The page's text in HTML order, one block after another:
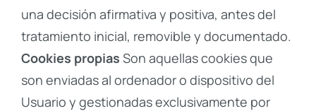
una decisión afirmativa y positiva, antes del
tratamiento inicial, removible y documentado.
Cookies propias Son aquellas cookies que
son enviadas al ordenador o dispositivo del
Usuario y gestionadas exclusivamente por